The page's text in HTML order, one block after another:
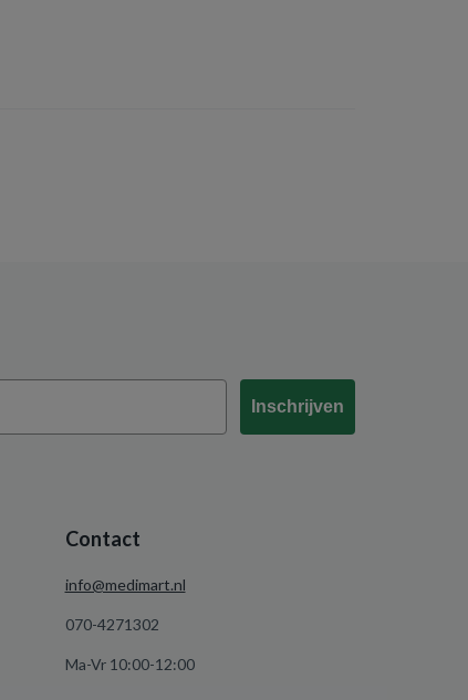
Inschrijven
Contact
info@medimart.nl
070-4271302
Ma-Vr 10:00-12:00